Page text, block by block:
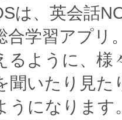
は、英会話
合学習アプリ
るように、
聞いたり見た
うになります